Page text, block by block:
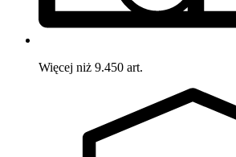
Więcej niż 9.450 art.